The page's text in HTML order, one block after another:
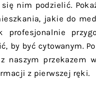
nim podzielić.
jakie do
by być cytowanym.
naszym przekazem
z pierwszej ręki.